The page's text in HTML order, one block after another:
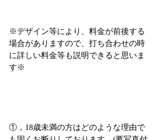
※デザイン等により、料金が前後する
場合がありますので、打ち合わせの時
に詳しい料金等も説明できると思いま
す※
①，18歳未満の方はどのような理由で